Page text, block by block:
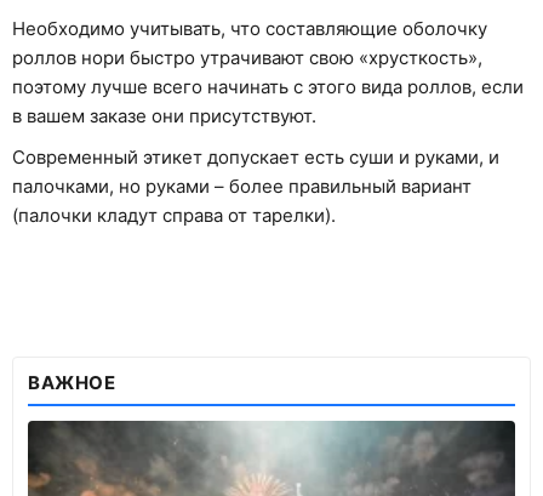
Необходимо учитывать, что составляющие оболочку
роллов нори быстро утрачивают свою «хрусткость»,
поэтому лучше всего начинать с этого вида роллов, если
в вашем заказе они присутствуют.
Современный этикет допускает есть суши и руками, и
палочками, но руками – более правильный вариант
(палочки кладут справа от тарелки).
ВАЖНОЕ